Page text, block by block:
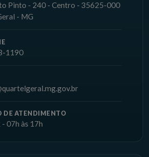
Pinto - 240 - Centro - 35625-000
- MG
1190
DE ATENDIMENTO
- 07h às 17h